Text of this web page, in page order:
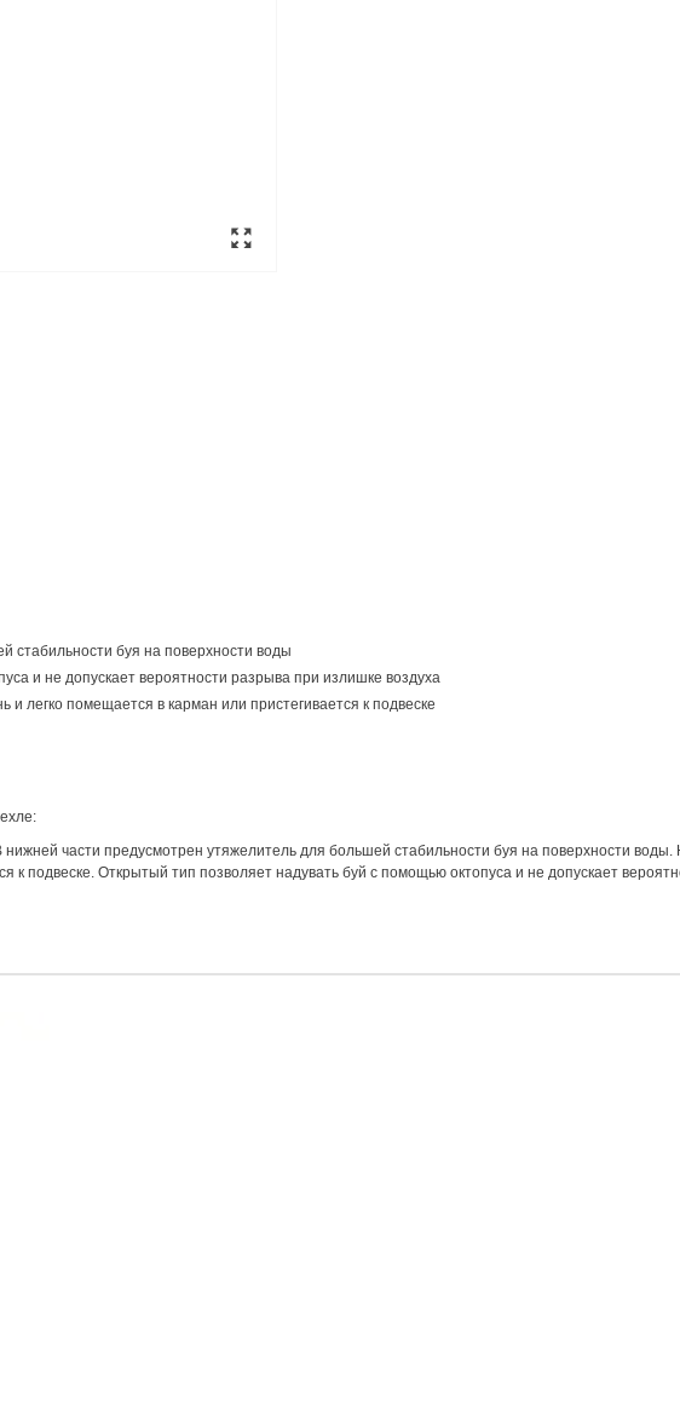
стабильности буя на поверхности воды
и не допускает вероятности разрыва при излишке воздуха
легко помещается в карман или пристегивается к подвеске
нижней части предусмотрен утяжелитель для большей стабильности буя на поверхности
к подвеске. Открытый тип позволяет надувать буй с помощью октопуса и не допускает